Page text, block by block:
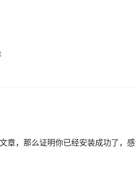
章，那么证明你已经安装成功了，